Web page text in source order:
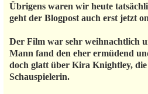
Übrigens waren wir heute
geht der Blogpost auch erst jetzt
Der Film war sehr weihnachtlich
Mann fand den eher ermüdend
doch glatt über Kira Knightley, die
Schauspielerin.